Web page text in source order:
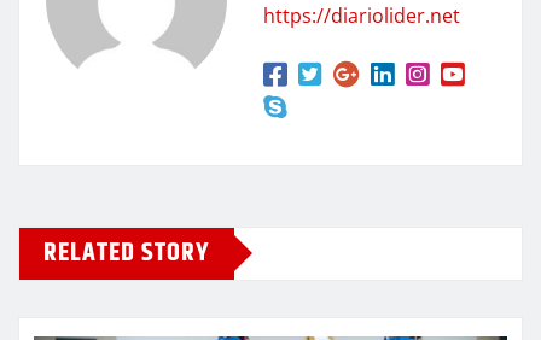
https://diariolider.net
RELATED STORY